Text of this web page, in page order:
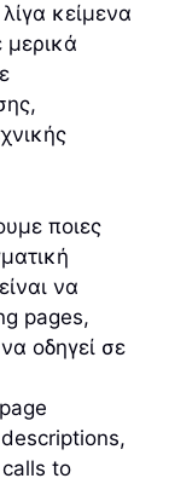
κείμενα
ποιες
να
pages,
οδηγεί σε
descriptions,
calls to